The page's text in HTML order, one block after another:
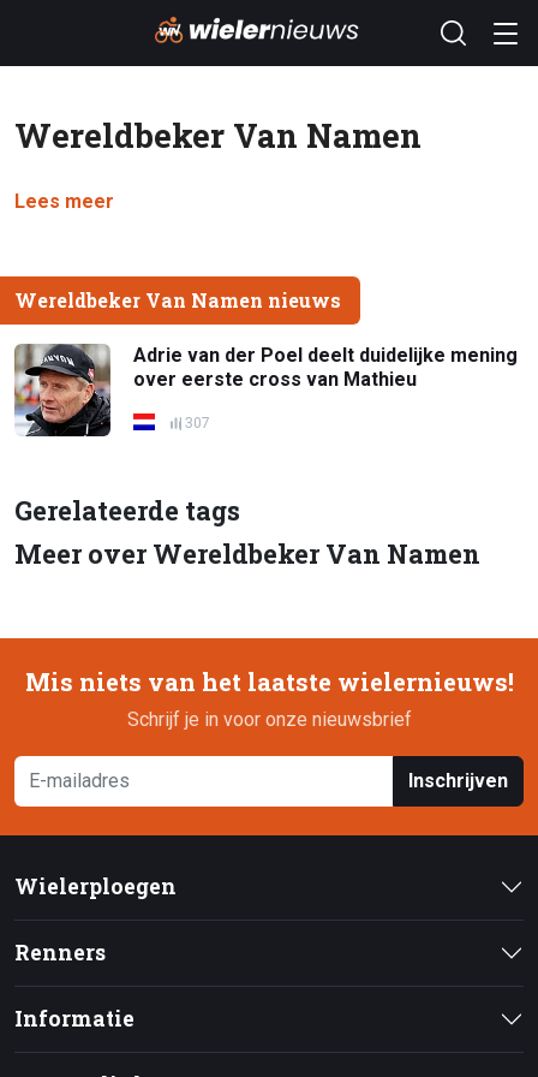
Wereldbeker Van Namen
Lees meer
Wereldbeker Van Namen nieuws
Adrie van der Poel deelt duidelijke mening
over eerste cross van Mathieu
307
Gerelateerde tags
Meer over Wereldbeker Van Namen
Mis niets van het laatste wielernieuws!
Schrijf je in voor onze nieuwsbrief
Inschrijven
Wielerploegen
Renners
Informatie